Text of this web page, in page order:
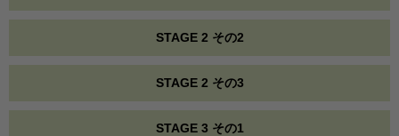
STAGE 2 その2
STAGE 2 その3
STAGE 3 その1